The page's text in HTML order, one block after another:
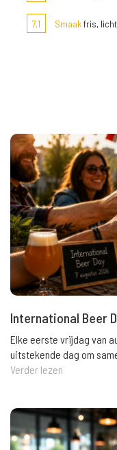
7,1 Smaakfris,
International Beer
Elke eerste vrijdag van
uitstekende dag om
Verder lezen